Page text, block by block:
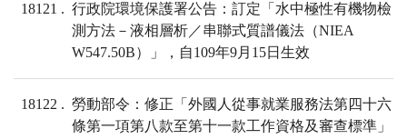
18121
行政院環境保護署公告：訂定「水中極性有機物檢
測方法－液相層析／串聯式質譜儀法（NIEA
W547.50B）」，自109年9月15日生效
18122
勞動部令：修正「外國人從事就業服務法第四十六
條第一項第八款至第十一款工作資格及審查標準」